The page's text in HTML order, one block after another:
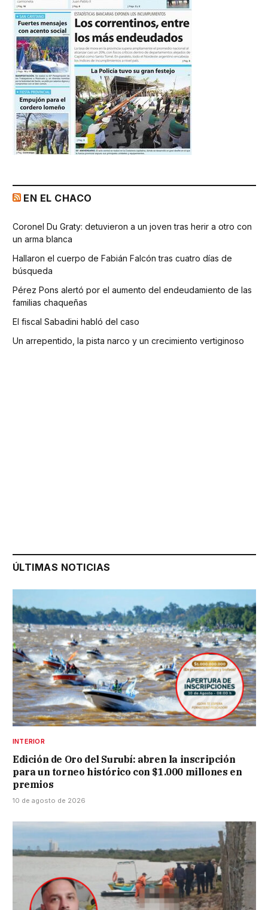
EN EL CHACO
Coronel Du Graty: detuvieron a un joven tras herir a otro con
un arma blanca
Hallaron el cuerpo de Fabián Falcón tras cuatro días de
búsqueda
Pérez Pons alertó por el aumento del endeudamiento de las
familias chaqueñas
El fiscal Sabadini habló del caso
Un arrepentido, la pista narco y un crecimiento vertiginoso
ÚLTIMAS NOTICIAS
INTERIOR
Edición de Oro del Surubí: abren la inscripción
para un torneo histórico con $1.000 millones en
premios
10 de agosto de 2026